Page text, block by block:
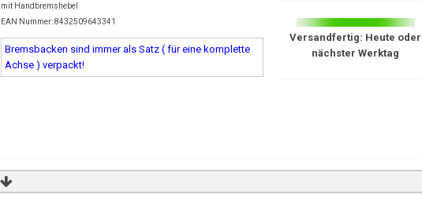
mit Handbremshebel
EAN Nummer: 8432509643341
Bremsbacken sind immer als Satz ( für eine komplette
Achse ) verpackt!
Versandfertig: Heute oder
nächster Werktag